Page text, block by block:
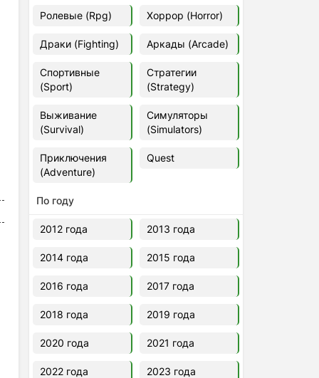
37,77 Гб
Forza Horizon 5 v.688.044
[Папка игры] (2021)
2021
V Rising
2024
Ролевые (Rpg) Хоррор (Horror)
Драки (Fighting) Аркады (Arcade)
Спортивные
(Sport)
Стратегии
(Strategy)
Выживание
(Survival)
Симуляторы
(Simulators)
Приключения
(Adventure)
Quest
По году
2012 года 2013 года
2014 года 2015 года
2016 года 2017 года
2018 года 2019 года
2020 года 2021 года
2022 года 2023 года